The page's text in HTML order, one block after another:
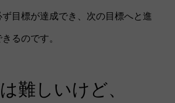
目標が達成でき、次の目標へと進
るのです。
難しいけど、